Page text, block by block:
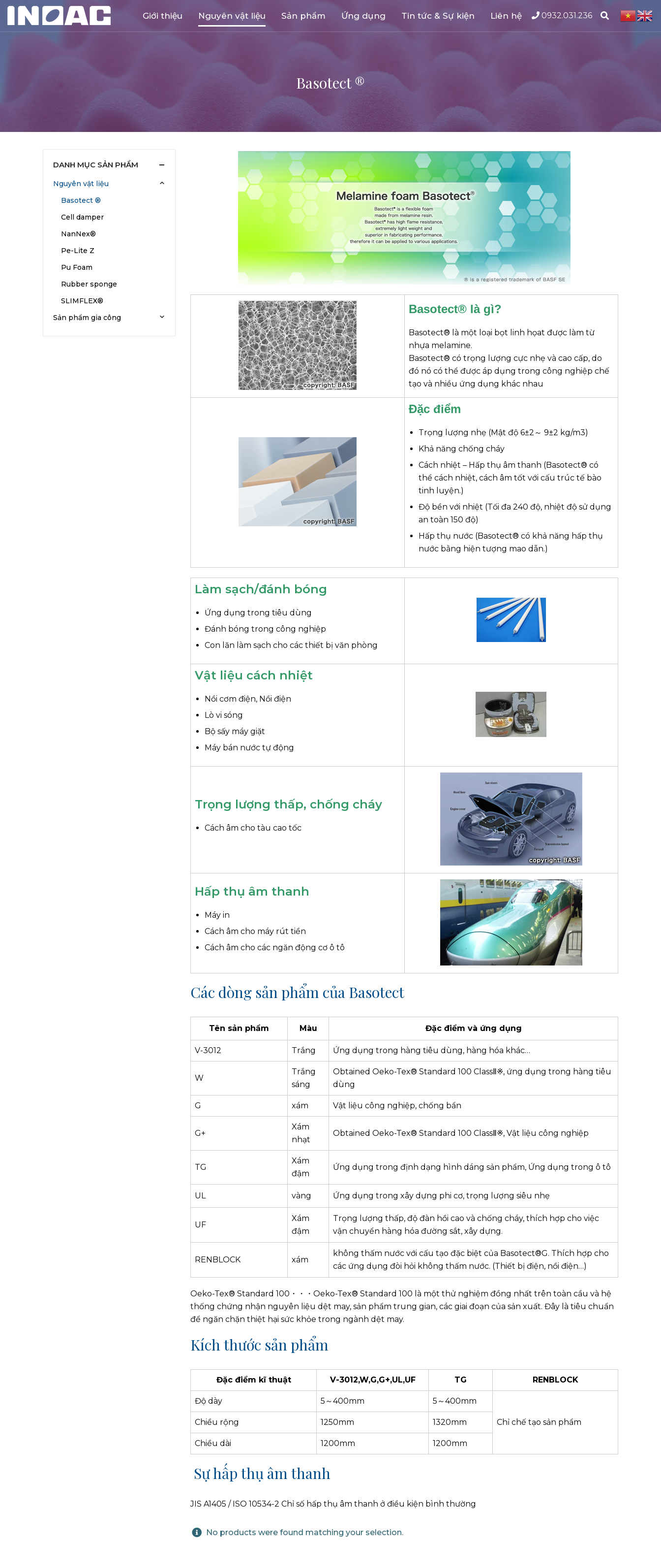
Giới thiệu Nguyên vật liệu Sản phẩm Ứng dụng Tin tức & Sự kiện Liên hệ 0932.031.236
Basotect ®
Basotect® là gì?
Basotect® là một loại bọt linh họat được làm từ
nhựa melamine.
Basotect® có trọng lượng cực nhẹ và cao cấp, do
đó nó có thể được áp dụng trong công nghiệp chế
tạo và nhiều ứng dụng khác nhau
Đặc điểm
Trọng lượng nhẹ (Mật độ 6±2～ 9±2 kg/m3)
Khả năng chống cháy
Cách nhiệt – Hấp thụ âm thanh (Basotect® có
thể cách nhiệt, cách âm tốt với cấu trúc tế bào
tinh luyện.)
Độ bền với nhiệt (Tối đa 240 độ, nhiệt độ sử dụng
an toàn 150 độ)
Hấp thụ nước (Basotect® có khả năng hấp thụ
nước bằng hiện tượng mao dẫn.)
Làm sạch/đánh bóng
Ứng dụng trong tiêu dùng
Đánh bóng trong công nghiệp
Con lăn làm sạch cho các thiết bị văn phòng
Vật liệu cách nhiệt
Nồi cơm điện, Nồi điện
Lò vi sóng
Bộ sấy máy giặt
Máy bán nước tự động
Trọng lượng thấp, chống cháy
Cách âm cho tàu cao tốc
Hấp thụ âm thanh
Máy in
Cách âm cho máy rút tiền
Cách âm cho các ngăn động cơ ô tô
Các dòng sản phẩm của Basotect
Tên sản phẩm Màu Đặc điểm và ứng dụng
V-3012 Trắng Ứng dụng trong hàng tiêu dùng, hàng hóa khác…
W
Trắng
sáng
Obtained Oeko-Tex® Standard 100 ClassⅡ※, ứng dụng trong hàng tiêu
dùng
G xám Vật liệu công nghiệp, chống bẩn
G+
Xám
nhạt
Obtained Oeko-Tex® Standard 100 ClassⅡ※, Vật liệu công nghiệp
TG
Xám
đậm
Ứng dụng trong định dạng hình dáng sản phẩm, Ứng dụng trong ô tô
UL vàng Ứng dụng trong xây dựng phi cơ, trọng lượng siêu nhẹ
UF
Xám
đậm
Trọng lượng thấp, độ đàn hồi cao và chống cháy, thích hợp cho việc
vận chuyển hàng hóa đường sắt, xây dựng.
RENBLOCK xám
không thấm nước với cấu tạo đặc biệt của Basotect®G. Thích hợp cho
các ứng dụng đòi hỏi không thấm nước. (Thiết bị điện, nồi điện…)
Oeko-Tex® Standard 100・・・Oeko-Tex® Standard 100 là một thử nghiệm đồng nhất trên toàn cầu và hệ
thống chứng nhận nguyên liệu dệt may, sản phẩm trung gian, các giai đoạn của sản xuất. Đây là tiêu chuẩn
để ngăn chặn thiệt hại sức khỏe trong ngành dệt may.
Kích thước sản phẩm
Đặc điểm kĩ thuật V-3012,W,G,G+,UL,UF TG RENBLOCK
Độ dày 5～400mm 5～400mm
Chỉ chế tạo sản phẩm
Chiều rộng 1250mm 1320mm
Chiều dài 1200mm 1200mm
Sự hấp thụ âm thanh
JIS A1405 / ISO 10534-2 Chỉ số hấp thụ âm thanh ở điều kiện bình thường
No products were found matching your selection.
DANH MỤC SẢN PHẨM
Nguyên vật liệu
Basotect ®
Cell damper
NanNex®
Pe-Lite Z
Pu Foam
Rubber sponge
SLIMFLEX®
Sản phẩm gia công